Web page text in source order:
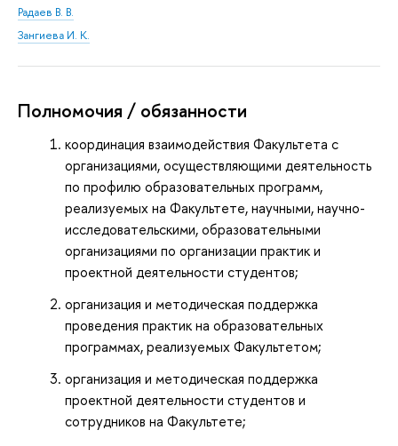
Радаев В. В.
Зангиева И. К.
Полномочия / обязанности
координация взаимодействия Факультета с
организациями, осуществляющими деятельность
по профилю образовательных программ,
реализуемых на Факультете, научными, научно-
исследовательскими, образовательными
организациями по организации практик и
проектной деятельности студентов;
организация и методическая поддержка
проведения практик на образовательных
программах, реализуемых Факультетом;
организация и методическая поддержка
проектной деятельности студентов и
сотрудников на Факультете;